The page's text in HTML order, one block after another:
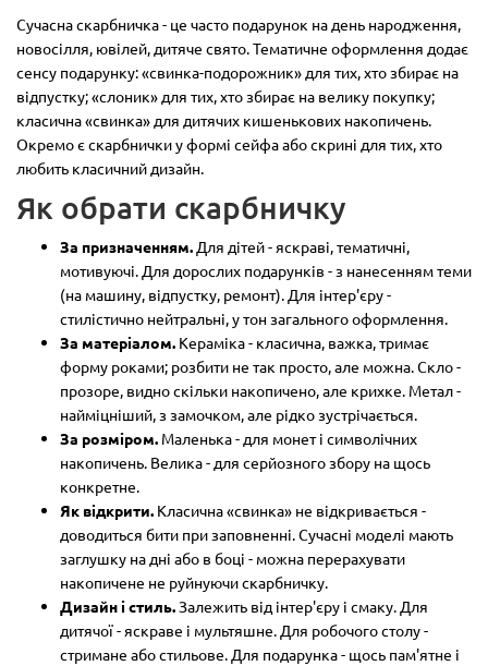
Сучасна скарбничка - це часто подарунок на день народження,
новосілля, ювілей, дитяче свято. Тематичне оформлення додає
сенсу подарунку: «свинка-подорожник» для тих, хто збирає на
відпустку; «слоник» для тих, хто збирає на велику покупку;
класична «свинка» для дитячих кишенькових накопичень.
Окремо є скарбнички у формі сейфа або скрині для тих, хто
любить класичний дизайн.
Як обрати скарбничку
За призначенням. Для дітей - яскраві, тематичні,
мотивуючі. Для дорослих подарунків - з нанесенням теми
(на машину, відпустку, ремонт). Для інтер'єру -
стилістично нейтральні, у тон загального оформлення.
За матеріалом. Кераміка - класична, важка, тримає
форму роками; розбити не так просто, але можна. Скло -
прозоре, видно скільки накопичено, але крихке. Метал -
найміцніший, з замочком, але рідко зустрічається.
За розміром. Маленька - для монет і символічних
накопичень. Велика - для серйозного збору на щось
конкретне.
Як відкрити. Класична «свинка» не відкривається -
доводиться бити при заповненні. Сучасні моделі мають
заглушку на дні або в боці - можна перерахувати
накопичене не руйнуючи скарбничку.
Дизайн і стиль.Залежить від інтер'єру і смаку. Для
дитячої - яскраве і мультяшне. Для робочого столу -
стримане або стильове. Для подарунка - щось пам'ятне і